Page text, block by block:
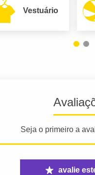
Vestuário
Seja o primeiro a
avalie